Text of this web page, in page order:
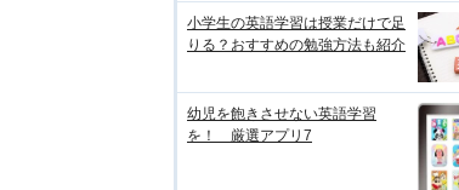
小学生の英語学習は授業だけで足
りる？おすすめの勉強方法も紹介
幼児を飽きさせない英語学習
を！ 厳選アプリ7